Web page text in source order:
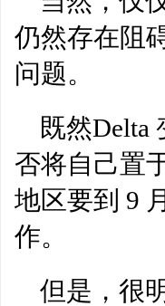
仍然存在阻
问题。
既然Delta
否将自己置
地区要到 9
作。
但是，很